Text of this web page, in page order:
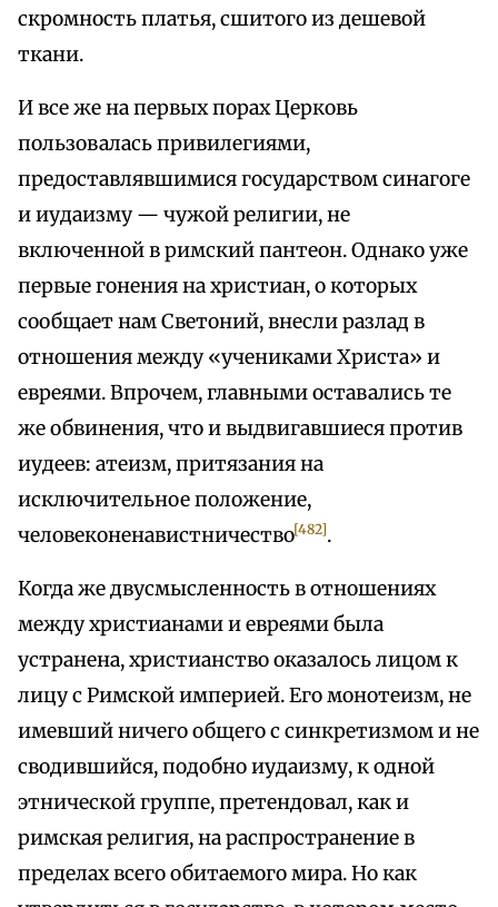
скромность платья, сшитого из дешевой
ткани.
И все же на первых порах Церковь
пользовалась привилегиями,
предоставлявшимися государством синагоге
и иудаизму — чужой религии, не
включенной в римский пантеон. Однако уже
первые гонения на христиан, о которых
сообщает нам Светоний, внесли разлад в
отношения между «учениками Христа» и
евреями. Впрочем, главными оставались те
же обвинения, что и выдвигавшиеся против
иудеев: атеизм, притязания на
исключительное положение,
человеконенавистничество[482].
Когда же двусмысленность в отношениях
между христианами и евреями была
устранена, христианство оказалось лицом к
лицу с Римской империей. Его монотеизм, не
имевший ничего общего с синкретизмом и не
сводившийся, подобно иудаизму, к одной
этнической группе, претендовал, как и
римская религия, на распространение в
пределах всего обитаемого мира. Но как